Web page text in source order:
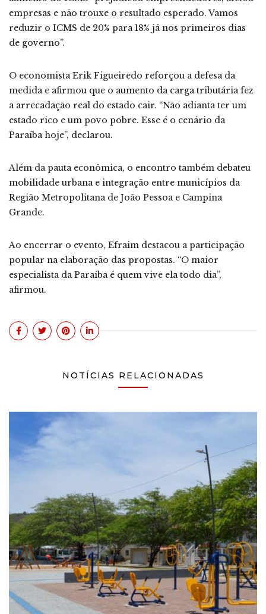
empresas e não trouxe o resultado esperado. Vamos
reduzir o ICMS de 20% para 18% já nos primeiros dias
de governo”.
O economista Erik Figueiredo reforçou a defesa da
medida e afirmou que o aumento da carga tributária fez
a arrecadação real do estado cair. “Não adianta ter um
estado rico e um povo pobre. Esse é o cenário da
Paraíba hoje”, declarou.
Além da pauta econômica, o encontro também debateu
mobilidade urbana e integração entre municípios da
Região Metropolitana de João Pessoa e Campina
Grande.
Ao encerrar o evento, Efraim destacou a participação
popular na elaboração das propostas. “O maior
especialista da Paraíba é quem vive ela todo dia”,
afirmou.
NOTÍCIAS RELACIONADAS